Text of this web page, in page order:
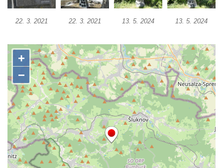
Flamingo trůn v ZOO Hluboká
Lavička Kůň Převalského v ZOO Hluboká
Lysá nad Labem, barokní město Šporkovo
Socha Opičákovník v ZOO Hluboká
Socha Roháč v ZOO Hluboká
Socha Mystik v ZOO Hluboká
Reliéf Rodina a práce na budově záložny
čp. 69/1 v Českých Budějovicích
22. 3. 2021 22. 3. 2021 13. 5. 2024 13. 5. 2024